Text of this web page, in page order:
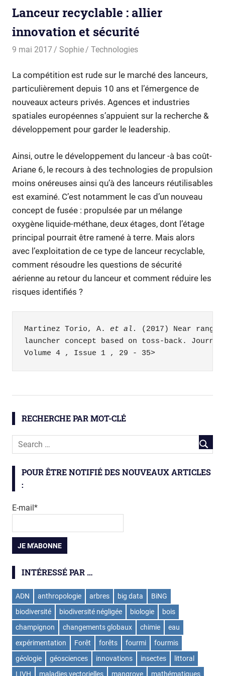
Lanceur recyclable : allier
innovation et sécurité
9 mai 2017 Sophie Technologies
La compétition est rude sur le marché des lanceurs,
particulièrement depuis 10 ans et l’émergence de
nouveaux acteurs privés. Agences et industries
spatiales européennes s’appuient sur la recherche &
développement pour garder le leadership.
Ainsi, outre le développement du lanceur -à bas coût-
Ariane 6, le recours à des technologies de propulsion
moins onéreuses ainsi qu’à des lanceurs réutilisables
est examiné. C’est notamment le cas d’un nouveau
concept de fusée : propulsée par un mélange
oxygène liquide-méthane, deux étages, dont l’étage
principal pourrait être ramené à terre. Mais alors
avec l’exploitation de ce type de lanceur recyclable,
comment résoudre les questions de sécurité
aérienne au retour du lanceur et comment réduire les
risques identifiés ?
Martinez Torio, A. et al.
(2017) Near
launcher concept based on toss-back.
Volume 4 , Issue 1 , 29 - 35>
Lanceur
RECHERCHE PAR MOT-CLÉ
POUR ÊTRE NOTIFIÉ DES NOUVEAUX ARTICLES
:
E-mail*
INTÉRESSÉ PAR …
ADN anthropologie arbres big data
BiNG
biodiversité
biodiversité négligée biologie
bois
champignon
changements globaux chimie
eau
expérimentation
Forêt forêts fourmi
fourmis
géologie
géosciences innovations insectes
littoral
LIVH
maladies vectorielles mangrove mathématiques